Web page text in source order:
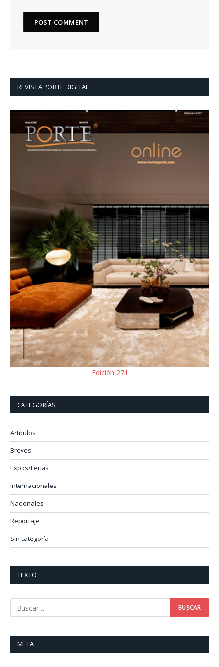
REVISTA PORTE DIGITAL
Edición 271
CATEGORÍAS
Articulos
Breves
Expos/Ferias
Internacionales
Nacionales
Reportaje
Sin categoría
TEXTO
META